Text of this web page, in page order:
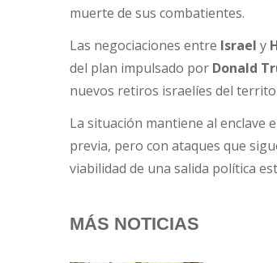
muerte de sus combatientes.
Las negociaciones entre Israel y
del plan impulsado por Donald
nuevos retiros israelíes del
La situación mantiene al enclave
previa, pero con ataques que
viabilidad de una salida política
MÁS NOTICIAS